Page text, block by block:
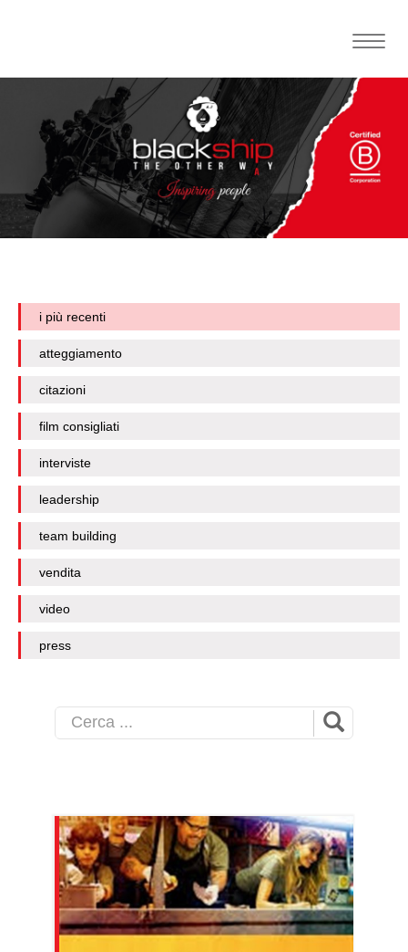
Toggle
i più recenti
atteggiamento
citazioni
film consigliati
interviste
leadership
team building
vendita
video
press